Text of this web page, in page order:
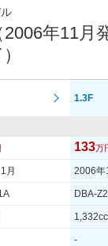
年11月
1.3F
133万
月 2006年
DBA-
1,332cc
-